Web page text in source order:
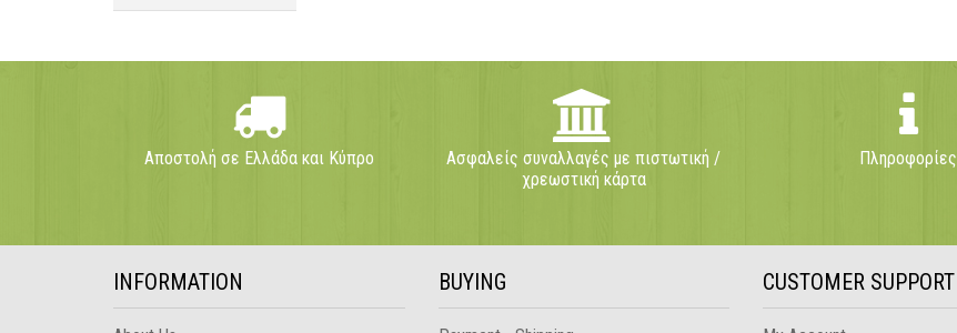
Αποστολή σε Ελλάδα και Κύπρο
Ασφαλείς συναλλαγές με πιστωτική /
χρεωστική κάρτα
Πληροφορίες
INFORMATION BUYING CUSTOMER SUPPORT